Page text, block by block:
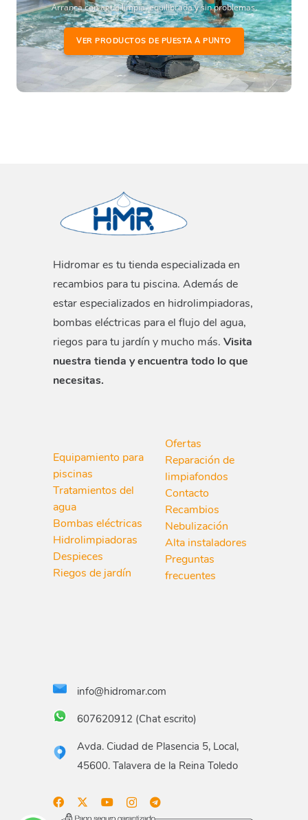
Arranca con agua limpia, equilibrada y sin problemas.
VER PRODUCTOS DE PUESTA A PUNTO
Hidromar es tu tienda especializada en
recambios para tu piscina. Además de
estar especializados en hidrolimpiadoras,
bombas eléctricas para el flujo del agua,
riegos para tu jardín y mucho más. Visita
nuestra tienda y encuentra todo lo que
necesitas.
Equipamiento para
piscinas
Tratamientos del
agua
Bombas eléctricas
Hidrolimpiadoras
Despieces
Riegos de jardín
Ofertas
Reparación de
limpiafondos
Contacto
Recambios
Nebulización
Alta instaladores
Preguntas
frecuentes
info@hidromar.com
607620912 (Chat escrito)
Avda. Ciudad de Plasencia 5, Local,
45600. Talavera de la Reina Toledo